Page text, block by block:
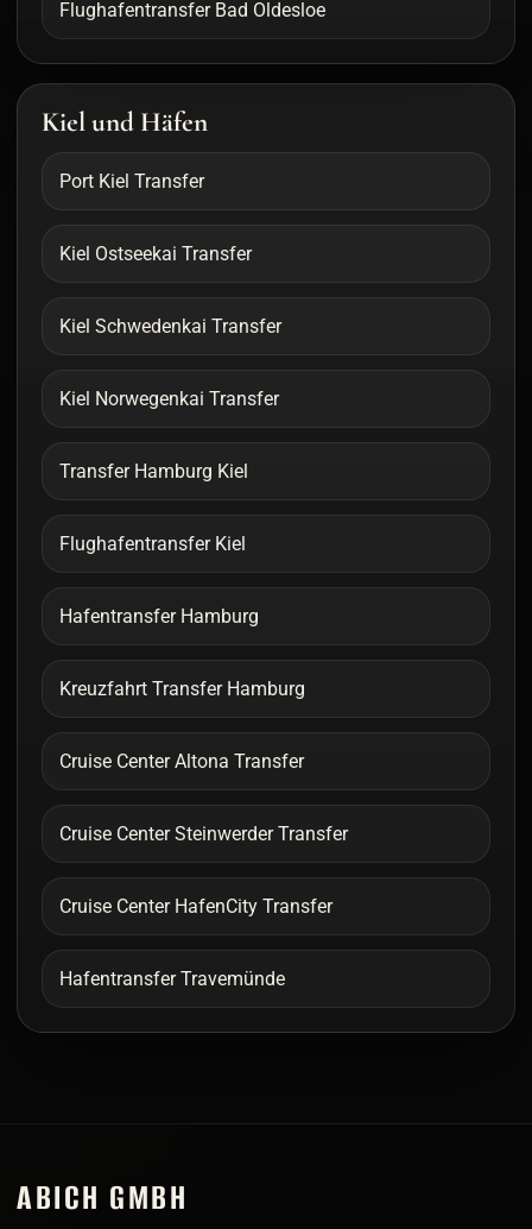
Flughafentransfer Bad Oldesloe
Kiel und Häfen
Port Kiel Transfer
Kiel Ostseekai Transfer
Kiel Schwedenkai Transfer
Kiel Norwegenkai Transfer
Transfer Hamburg Kiel
Flughafentransfer Kiel
Hafentransfer Hamburg
Kreuzfahrt Transfer Hamburg
Cruise Center Altona Transfer
Cruise Center Steinwerder Transfer
Cruise Center HafenCity Transfer
Hafentransfer Travemünde
ABICH GMBH